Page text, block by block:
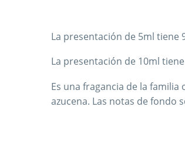
La presentación de 5ml tiene
La presentación de 10ml
Es una fragancia de la
azucena. Las notas de fondo